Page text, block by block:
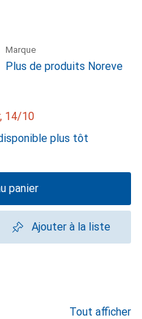
Marque
Plus de produits Noreve
14/10
plus tôt
panier
Ajouter à la liste
Tout afficher